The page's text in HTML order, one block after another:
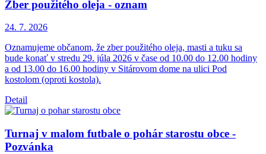
Zber použitého oleja - oznam
24. 7. 2026
Oznamujeme občanom, že zber použitého oleja, masti a tuku sa
bude konať v stredu 29. júla 2026 v čase od 10.00 do 12.00 hodiny
a od 13.00 do 16.00 hodiny v Sitárovom dome na ulici Pod
kostolom (oproti kostola).
Detail
Turnaj v malom futbale o pohár starostu obce -
Pozvánka